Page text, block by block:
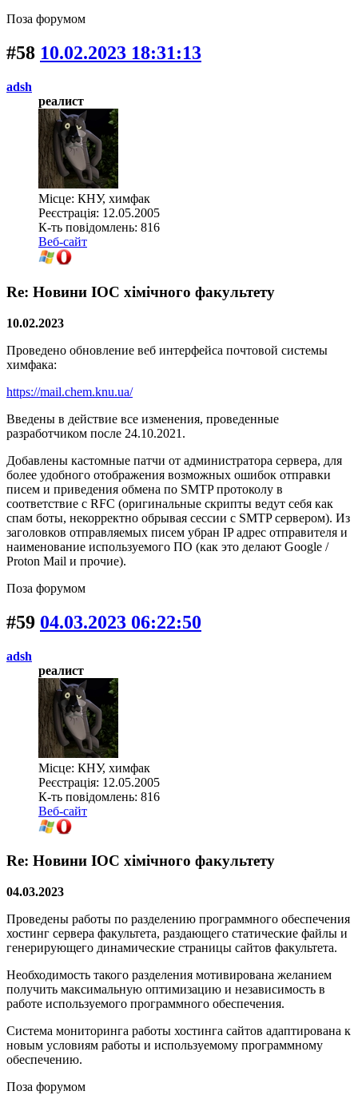
Поза форумом
#58 10.02.2023 18:31:13
adsh
реалист
Місце: КНУ, химфак
Реєстрація: 12.05.2005
К-ть повідомлень: 816
Веб-сайт
Re: Новини ІОС хімічного факультету
10.02.2023
Проведено обновление веб интерфейса почтовой системы
химфака:
https://mail.chem.knu.ua/
Введены в действие все изменения, проведенные
разработчиком после 24.10.2021.
Добавлены кастомные патчи от администратора сервера, для
более удобного отображения возможных ошибок отправки
писем и приведения обмена по SMTP протоколу в
соответствие с RFC (оригинальные скрипты ведут себя как
спам боты, некорректно обрывая сессии с SMTP сервером). Из
заголовков отправляемых писем убран IP адрес отправителя и
наименование используемого ПО (как это делают Google /
Proton Mail и прочие).
Поза форумом
#59 04.03.2023 06:22:50
adsh
реалист
Місце: КНУ, химфак
Реєстрація: 12.05.2005
К-ть повідомлень: 816
Веб-сайт
Re: Новини ІОС хімічного факультету
04.03.2023
Проведены работы по разделению программного обеспечения
хостинг сервера факультета, раздающего статические файлы и
генерирующего динамические страницы сайтов факультета.
Необходимость такого разделения мотивирована желанием
получить максимальную оптимизацию и независимость в
работе используемого программного обеспечения.
Система мониторинга работы хостинга сайтов адаптирована к
новым условиям работы и используемому программному
обеспечению.
Поза форумом